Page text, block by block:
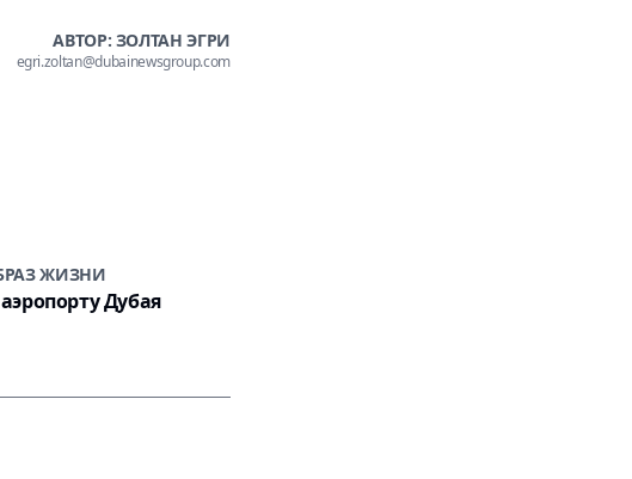
АВТОР: ЗОЛТАН ЭГРИ
egri.zoltan@dubainewsgroup.com
ЖИЗНИ
Дубая